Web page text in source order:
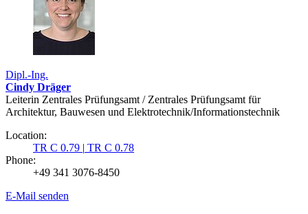
Dipl.-Ing.
Cindy Dräger
Leiterin Zentrales Prüfungsamt / Zentrales Prüfungsamt für
Architektur, Bauwesen und Elektrotechnik/Informationstechnik
Location:
TR C 0.79 | TR C 0.78
Phone:
+49 341 3076-8450
E-Mail senden